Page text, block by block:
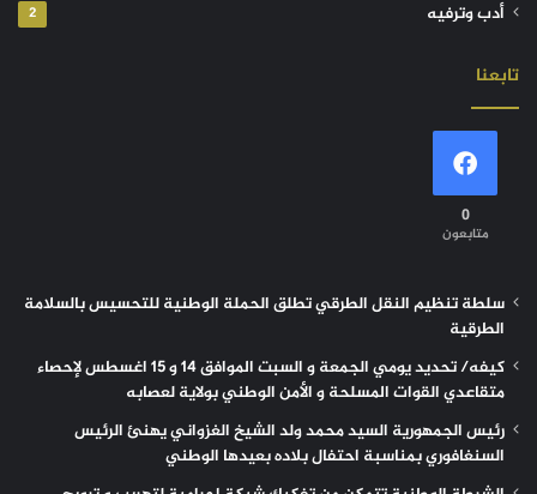
أدب وترفيه 2
تابعنا
0
متابعون
سلطة تنظيم النقل الطرقي تطلق الحملة الوطنية للتحسيس بالسلامة
الطرقية
كيفه/ تحديد يومي الجمعة و السبت الموافق 14 و 15 اغسطس لإحصاء
متقاعدي القوات المسلحة و الأمن الوطني بولاية لعصابه
رئيس الجمهورية السيد محمد ولد الشيخ الغزواني يهنئ الرئيس
السنغافوري بمناسبة احتفال بلاده بعيدها الوطني